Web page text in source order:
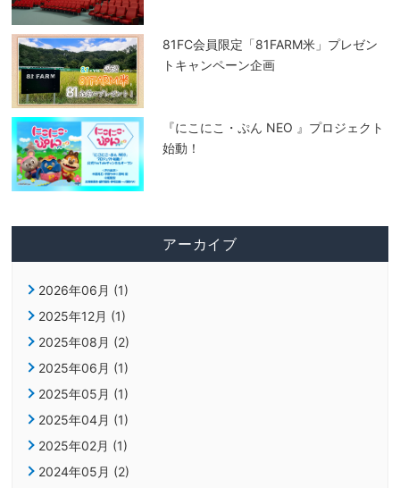
81FC会員限定「81FARM米」プレゼン
トキャンペーン企画
『にこにこ・ぷん NEO 』プロジェクト
始動！
アーカイブ
2026年06月 (1)
2025年12月 (1)
2025年08月 (2)
2025年06月 (1)
2025年05月 (1)
2025年04月 (1)
2025年02月 (1)
2024年05月 (2)